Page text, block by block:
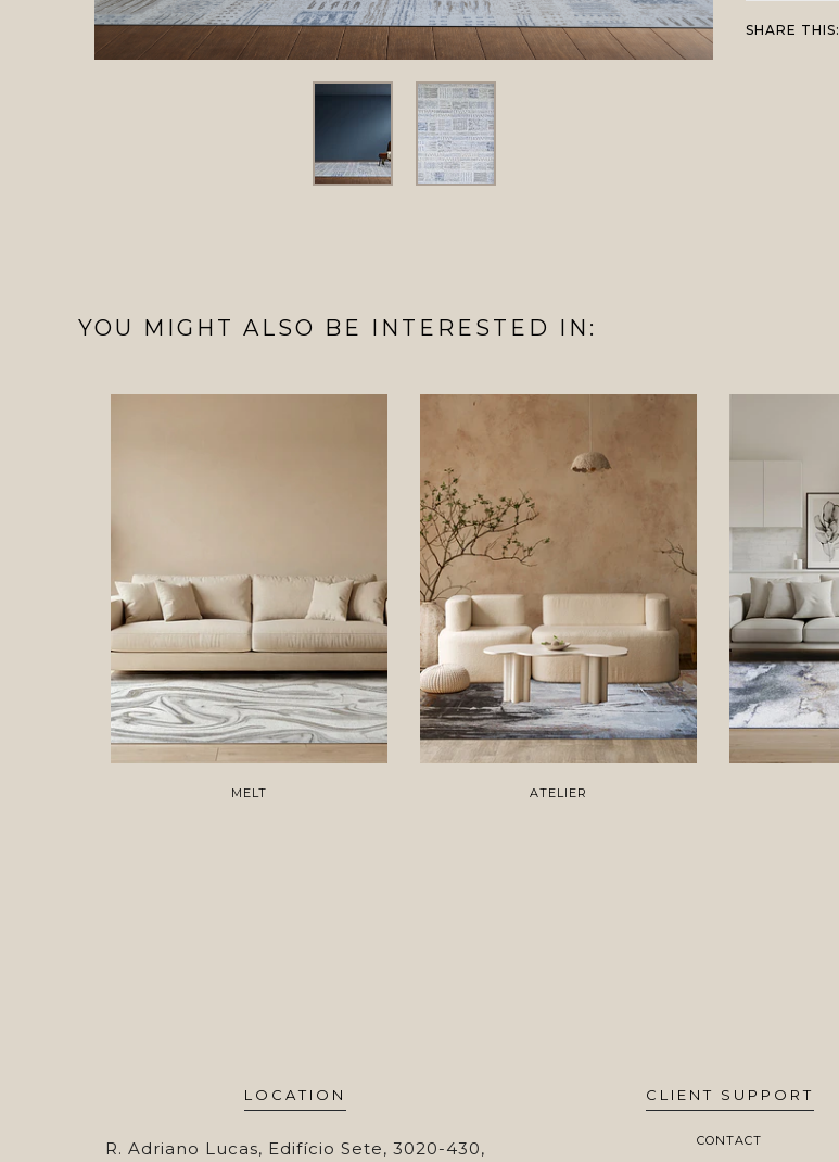
SHARE THIS:
YOU MIGHT ALSO BE INTERESTED IN:
MELT ATELIER
LOCATION
R. Adriano Lucas, Edifício Sete, 3020-430,
CLIENT SUPPORT
CONTACT